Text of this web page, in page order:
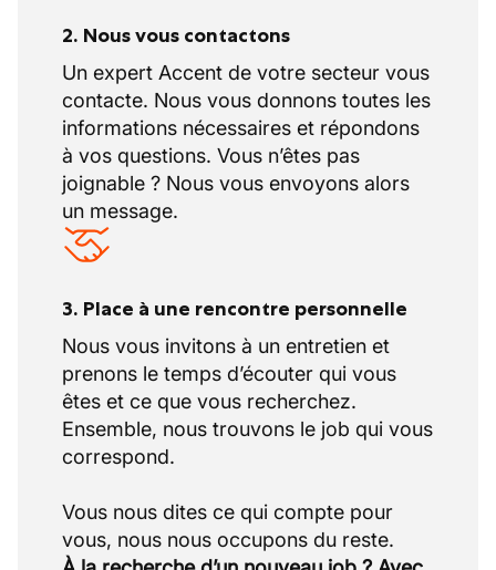
2. Nous vous contactons
Un expert Accent de votre secteur vous
contacte. Nous vous donnons toutes les
informations nécessaires et répondons
à vos questions. Vous n’êtes pas
joignable ? Nous vous envoyons alors
un message.
3. Place à une rencontre personnelle
Nous vous invitons à un entretien et
prenons le temps d’écouter qui vous
êtes et ce que vous recherchez.
Ensemble, nous trouvons le job qui vous
correspond.
Vous nous dites ce qui compte pour